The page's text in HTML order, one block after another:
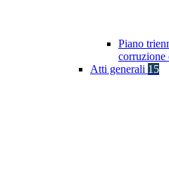
Piano
corruzione
Atti generali 15